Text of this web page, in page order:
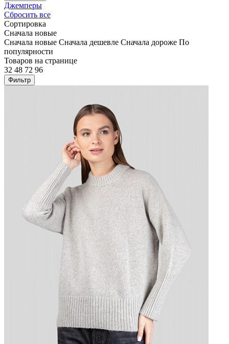
Джемперы
Сбросить все
Сортировка
Сначала новые
Сначала новые Сначала дешевле Сначала дороже По
популярности
Товаров на странице
32 48 72 96
Фильтр